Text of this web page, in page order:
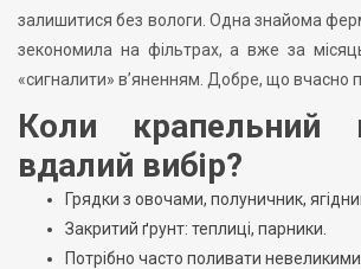
залишитися без вологи. Одна знайома
зекономила на фільтрах, а вже за
«сигналити» в’яненням. Добре, що вчасно
Коли
вдалий вибір?
Грядки з овочами, полуничник,
Закритий ґрунт: теплиці, парники.
Потрібно часто поливати